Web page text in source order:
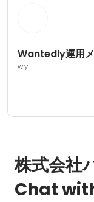
w y
株式会社
Chat